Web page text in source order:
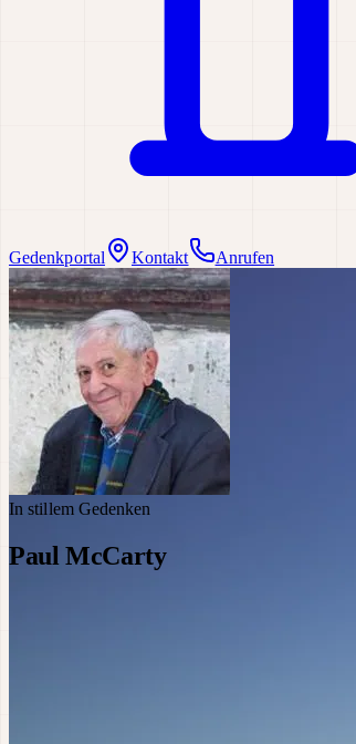
Gedenkportal Kontakt Anrufen
In stillem Gedenken
Paul McCarty